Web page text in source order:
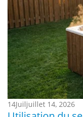
14Juiljuillet 14, 2026